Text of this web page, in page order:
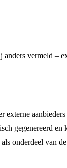
vermeld
gegenereerd
onderdeel van